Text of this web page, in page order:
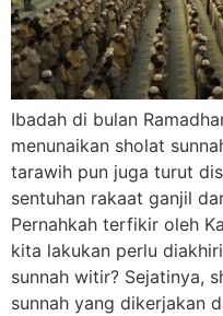
Ibadah di bulan
menunaikan sholat
tarawih pun juga turut
sentuhan rakaat ganjil
Pernahkah terfikir oleh
kita lakukan perlu
sunnah witir? Sejatinya,
sunnah yang dikerjakan